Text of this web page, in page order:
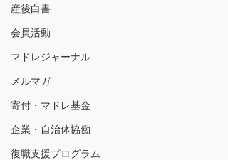
産後白書
会員活動
マドレジャーナル
メルマガ
寄付・マドレ基金
企業・自治体協働
復職支援プログラム